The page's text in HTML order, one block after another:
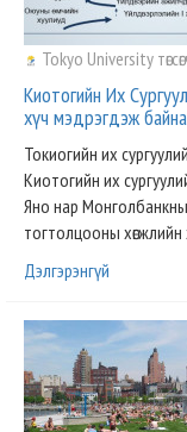
Tokyo University
Киотогийн Их
хүч мэдрэгдэж байна
Токиогийн их
Киотогийн их
Яно нар Монголбанкны
тогтолцооны
Дэлгэрэнгүй